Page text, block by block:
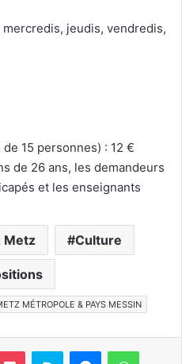
mercredis, jeudis, vendredis,
15 personnes) : 12 €
de 26 ans, les demandeurs
et les enseignants
Metz Culture
MÉTROPOLE & PAYS MESSIN
Pocket Skype Messenger